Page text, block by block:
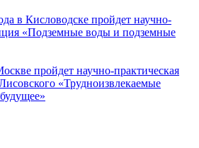
в Кисловодске пройдет научно-
«Подземные воды и подземные
пройдет научно-практическая
«Трудноизвлекаемые